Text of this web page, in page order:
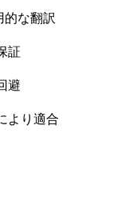
的な翻訳
証
避
より適合